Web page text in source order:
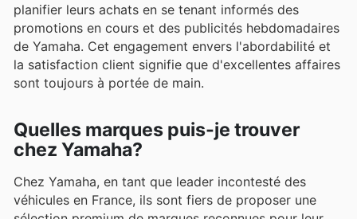
planifier leurs achats en se tenant informés des
promotions en cours et des publicités hebdomadaires
de Yamaha. Cet engagement envers l'abordabilité et
la satisfaction client signifie que d'excellentes affaires
sont toujours à portée de main.
Quelles marques puis-je trouver
chez Yamaha?
Chez Yamaha, en tant que leader incontesté des
véhicules en France, ils sont fiers de proposer une